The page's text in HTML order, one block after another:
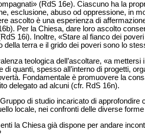
(RdS 16e). Ciascuno ha la
esclusione, abuso od oppressione, in
ascolto è una esperienza di
Per la Chiesa, dare loro ascolto
16i). Inoltre, «Stare al fianco dei
della terra e il grido dei poveri sono lo
teologica dell’ascoltare, «a
di quanti, spesso all’interno di progetti,
Fondamentale è promuovere la
delegato ad alcuni (cfr. RdS 16n).
di studio incaricato di
locale, nei confronti delle diverse
la Chiesa già dispone per andare